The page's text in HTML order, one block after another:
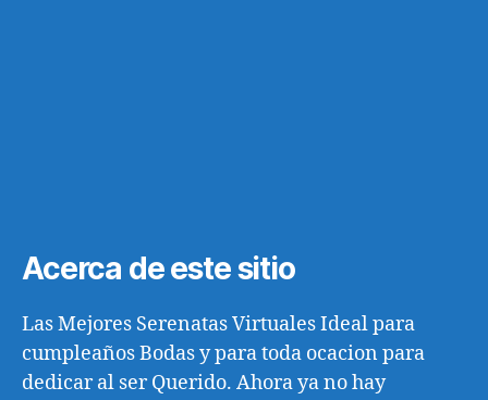
Acerca de este sitio
Las Mejores Serenatas Virtuales Ideal para
cumpleaños Bodas y para toda ocacion para
dedicar al ser Querido. Ahora ya no hay